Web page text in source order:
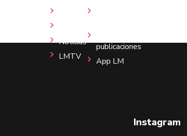
Noticias
LMTV
publicaciones
App LM
Instagram